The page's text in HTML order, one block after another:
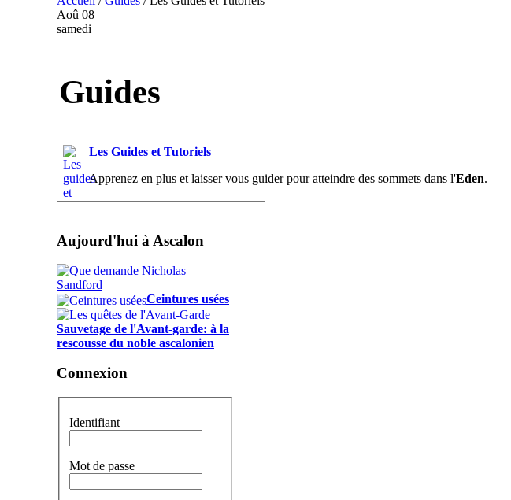
Aoû 08
samedi
Guides
Les Guides et Tutoriels
Apprenez en plus et laisser vous guider pour atteindre des sommets dans l'Eden.
Aujourd'hui à Ascalon
Ceintures usées
Sauvetage de l'Avant-garde: à la
rescousse du noble ascalonien
Connexion
Identifiant
Mot de passe